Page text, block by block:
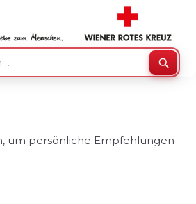
um persönliche Empfehlungen